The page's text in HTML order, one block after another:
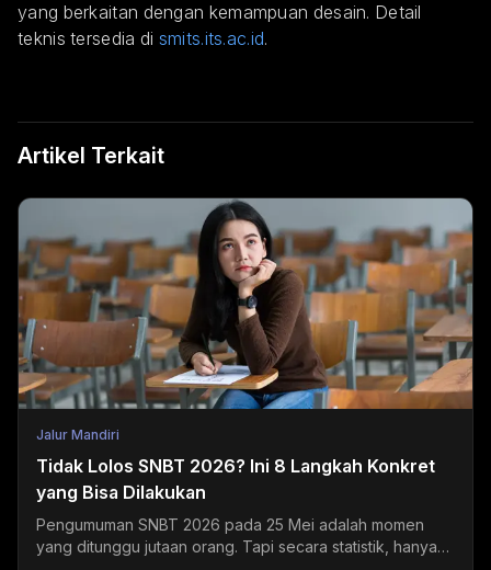
yang berkaitan dengan kemampuan desain. Detail
teknis tersedia di smits.its.ac.id.
Artikel Terkait
Jalur Mandiri
Tidak Lolos SNBT 2026? Ini 8 Langkah Konkret
yang Bisa Dilakukan
Pengumuman SNBT 2026 pada 25 Mei adalah momen
yang ditunggu jutaan orang. Tapi secara statistik, hanya